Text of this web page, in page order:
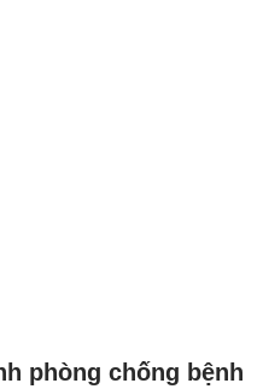
phòng chống bệnh